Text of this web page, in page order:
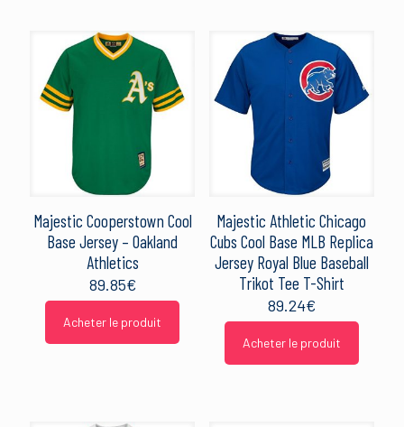
Majestic Cooperstown Cool
Base Jersey – Oakland
Athletics
89.85€
Acheter le produit
Majestic Athletic Chicago
Cubs Cool Base MLB Replica
Jersey Royal Blue Baseball
Trikot Tee T-Shirt
89.24€
Acheter le produit